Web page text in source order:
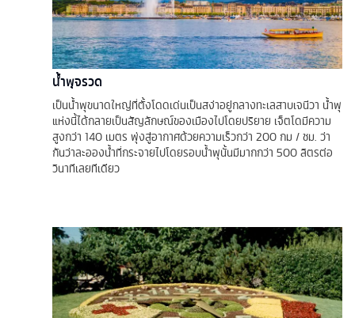
น้ำพุจรวด
เป็นน้ำพุขนาดใหญ่ที่ตั้งโดดเด่นเป็นสง่าอยู่กลางทะเลสาบเจนีวา น้ำพุ
แห่งนี้ได้กลายเป็นสัญลักษณ์ของเมืองไปโดยปริยาย เจ็ตโดมีความ
สูงกว่า 140 เมตร พุ่งสู่อากาศด้วยความเร็วกว่า 200 กม / ชม. ว่า
กันว่าละอองน้ำที่กระจายไปโดยรอบน้ำพุนั้นมีมากกว่า 500 ลิตรต่อ
วินาทีเลยทีเดียว